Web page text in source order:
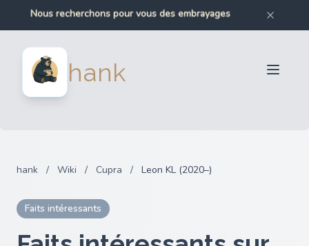
Nous recherchons pour vous des pare-chocs
Nous recherchons pour vous des pièces automobiles
hank
Connexion
hank / Wiki / Cupra / Leon KL (2020–)
Faits intéressants